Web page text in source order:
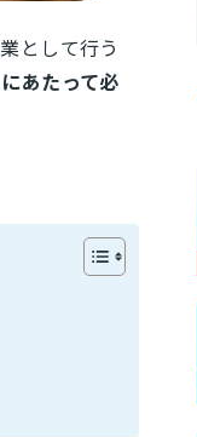
として行う
あたって必